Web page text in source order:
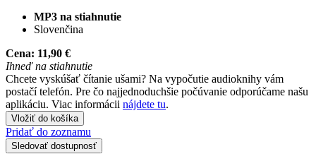
MP3 na stiahnutie
Slovenčina
Cena: 11,90 €
Ihneď na stiahnutie
Chcete vyskúšať čítanie ušami? Na vypočutie audioknihy vám
postačí telefón. Pre čo najjednoduchšie počúvanie odporúčame našu
aplikáciu. Viac informácii nájdete tu.
Vložiť do košíka
Pridať do zoznamu
Sledovať dostupnosť